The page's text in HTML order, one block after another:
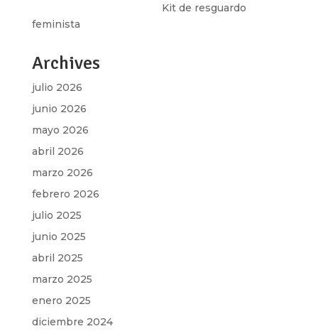
Kit de resguardo
feminista
Archives
julio 2026
junio 2026
mayo 2026
abril 2026
marzo 2026
febrero 2026
julio 2025
junio 2025
abril 2025
marzo 2025
enero 2025
diciembre 2024